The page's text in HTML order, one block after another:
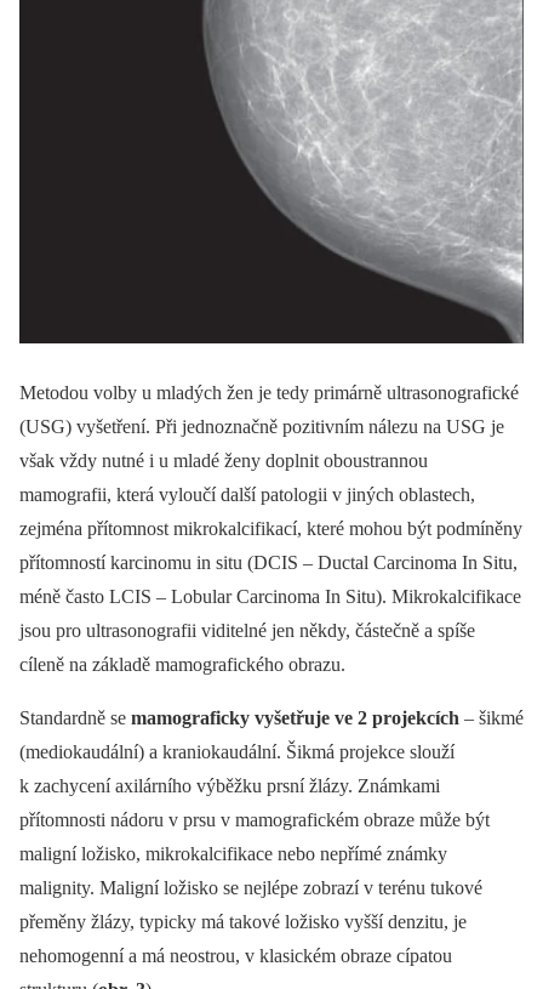
Metodou volby u mladých žen je tedy primárně ultrasonografické
(USG) vyšetření. Při jednoznačně pozitivním nálezu na USG je
však vždy nutné i u mladé ženy doplnit oboustrannou
mamografii, která vyloučí další patologii v jiných oblastech,
zejména přítomnost mikrokalcifikací, které mohou být podmíněny
přítomností karcinomu in situ (DCIS –⁠ Ductal Carcinoma In Situ,
méně často LCIS –⁠ Lobular Carcinoma In Situ). Mikrokalcifikace
jsou pro ultrasonografii viditelné jen někdy, částečně a spíše
cíleně na základě mamografického obrazu.
Standardně se mamograficky vyšetřuje ve 2 projekcích –⁠ šikmé
(mediokaudální) a kraniokaudální. Šikmá projekce slouží
k zachycení axilárního výběžku prsní žlázy. Známkami
přítomnosti nádoru v prsu v mamografickém obraze může být
maligní ložisko, mikrokalcifikace nebo nepřímé známky
malignity. Maligní ložisko se nejlépe zobrazí v terénu tukové
přeměny žlázy, typicky má takové ložisko vyšší denzitu, je
nehomogenní a má neostrou, v klasickém obraze cípatou